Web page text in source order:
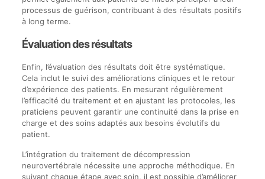
processus de guérison, contribuant à des résultats positifs
à long terme.
Évaluation des résultats
Enfin, l’évaluation des résultats doit être systématique.
Cela inclut le suivi des améliorations cliniques et le retour
d’expérience des patients. En mesurant régulièrement
l’efficacité du traitement et en ajustant les protocoles, les
praticiens peuvent garantir une continuité dans la prise en
charge et des soins adaptés aux besoins évolutifs du
patient.
L’intégration du traitement de décompression
neurovertébrale nécessite une approche méthodique. En
suivant chaque étape avec soin, il est possible d’améliorer